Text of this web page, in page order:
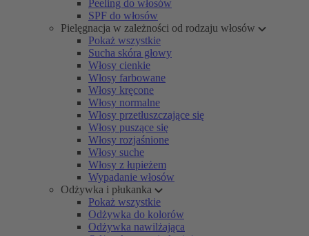
Peeling do włosów
SPF do włosów
Pielęgnacja w zależności od rodzaju włosów
Pokaż wszystkie
Sucha skóra głowy
Włosy cienkie
Włosy farbowane
Włosy kręcone
Włosy normalne
Włosy przetłuszczające się
Włosy puszące się
Włosy rozjaśnione
Włosy suche
Włosy z łupieżem
Wypadanie włosów
Odżywka i płukanka
Pokaż wszystkie
Odżywka do kolorów
Odżywka nawilżająca